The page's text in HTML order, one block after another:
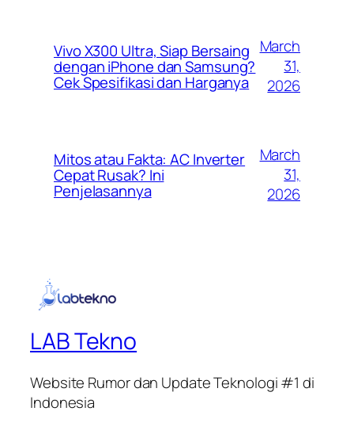
Vivo X300 Ultra, Siap Bersaing
dengan iPhone dan Samsung?
Cek Spesifikasi dan Harganya
March
31,
2026
Mitos atau Fakta: AC Inverter
Cepat Rusak? Ini
Penjelasannya
March
31,
2026
LAB Tekno
Website Rumor dan Update Teknologi #1 di
Indonesia